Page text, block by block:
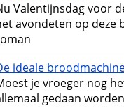
Valentijnsdag voor
avondeten op deze
ideale
je vroeger nog
gedaan